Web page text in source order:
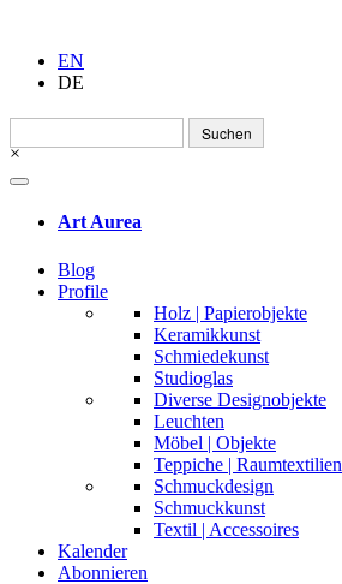
EN
DE
Suchen
nach:
×
Art Aurea
Blog
Profile
Holz | Papierobjekte
Keramikkunst
Schmiedekunst
Studioglas
Diverse Designobjekte
Leuchten
Möbel | Objekte
Teppiche | Raumtextilien
Schmuckdesign
Schmuckkunst
Textil | Accessoires
Kalender
Abonnieren